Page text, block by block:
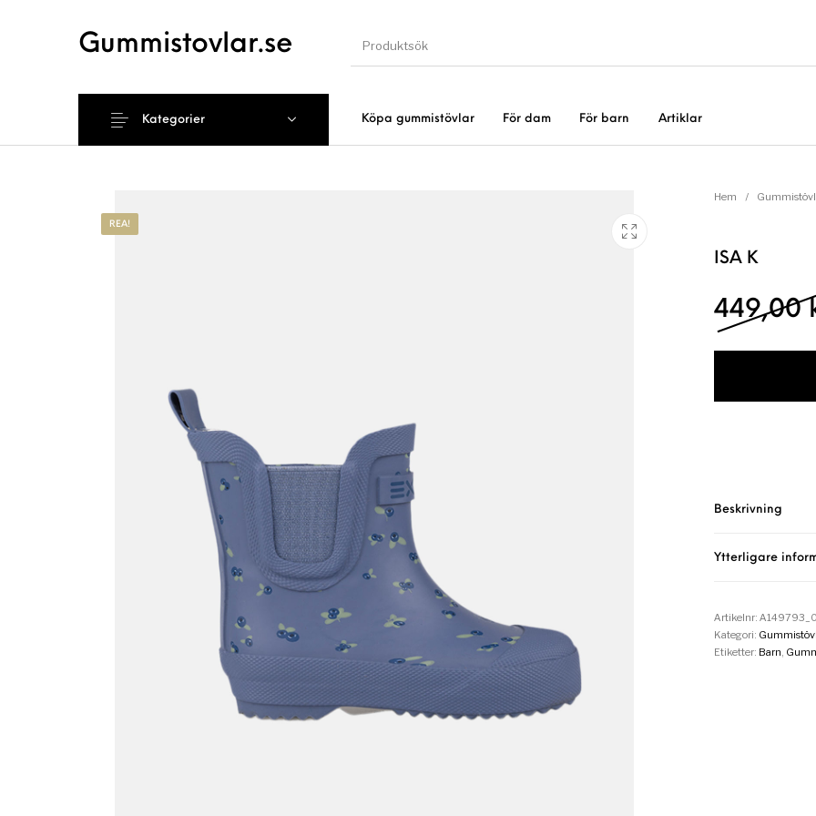
Gummistovlar.se
Köpa gummistövlar För dam För barn Artiklar
Kategorier
Gummistövlar
REA!
Hem /
ISA K
449,00
Beskrivning
Ytterligare
Artikelnr:
Kategori:
Etiketter: Barn